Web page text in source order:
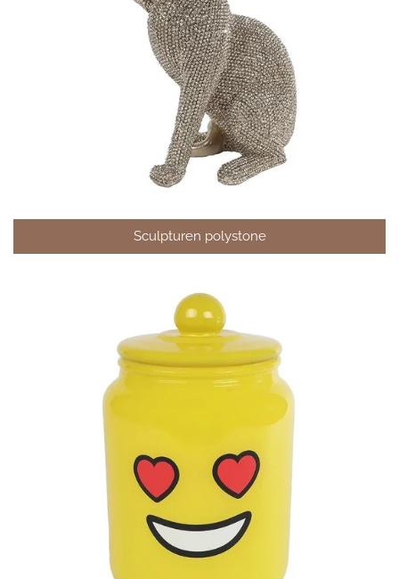
Sculpturen polystone